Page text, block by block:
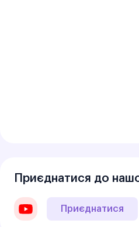
Приєднатися до
Приєднатися